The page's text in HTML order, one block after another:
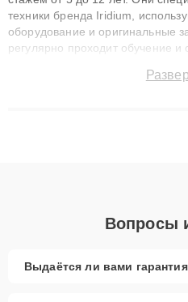
техники бренда Iridium,
оборудование и оригинальные
регулярно проходит обучение
технику с сохранением
Вопросы
Выдаётся ли вами